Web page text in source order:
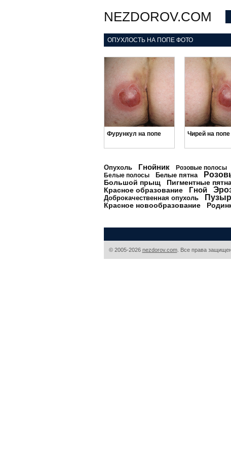
NEZDOROV.COM
ОПУХЛОСТЬ НА ПОПЕ ФОТО
Фурункул на попе Чирей на попе
Опухоль Гнойник Розовые полосы
Белые полосы Белые пятна
Большой прыщ Пигментные
Красное образование Гной
Доброкачественная опухоль
Красное новообразование
© 2005-2026 nezdorov.com. Все права